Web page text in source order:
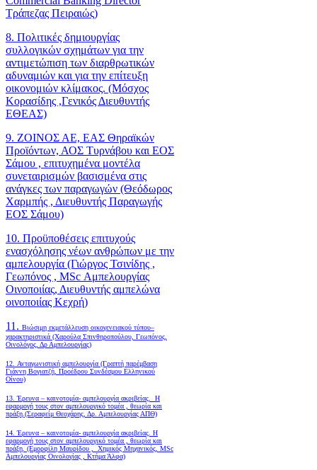
Τράπεζας Πειραιώς)
8. Πολιτικές δημιουργίας
συλλογικών σχημάτων για την
αντιμετώπιση των διαρθρωτικών
αδυναμιών και για την επίτευξη
οικονομιών κλίμακος. (Μόσχος
Κορασίδης ,Γενικός Διευθυντής
ΕΘΕΑΣ)
9. ΖΟΙΝΟΣ ΑΕ, ΕΑΣ Θηραϊκών
Προϊόντων, ΑΟΣ Τυρνάβου και ΕΟΣ
Σάμου , επιτυχημένα μοντέλα
συνεταιρισμών βασισμένα στις
ανάγκες των παραγωγών (Θεόδωρος
Χαρμπής , Διευθυντής Παραγωγής
ΕΟΣ Σάμου)
10. Προϋποθέσεις επιτυχούς
ενασχόλησης νέων ανθρώπων με την
αμπελουργία (Γιώργος Τσινίδης ,
Γεωπόνος , MSc Αμπελουργίας
Οινοποιίας, Διευθυντής αμπελώνα
οινοποιίας Κεχρή)
11. Βιώσιμη εκμετάλλευση οικογενειακού τύπου–
χαρακτηριστικά (Χαρούλα Σπινθηροπούλου, Γεωπόνος,
Οινολόγος, Δρ Αμπελουργίας)
12. Ανταγωνιστική αμπελουργία (Γραπτή παρέμβαση
Γιάννη Βογιατζή, Προέδρου Συνδέσμου Ελληνικού
Οίνου)
13. Έρευνα – καινοτομία- αμπελουργία ακριβείας. Η
εφαρμογή τους στον αμπελουργικό τομέα , θεωρία και
πράξη.(Σεραφείμ Θεοχάρης, Δρ. Αμπελουργίας ΑΠΘ)
14. Έρευνα – καινοτομία- αμπελουργία ακριβείας. Η
εφαρμογή τους στον αμπελουργικό τομέα , θεωρία και
πράξη. (Εμορφίλη Μαυρίδου , Χημικός Μηχανικός, MSc
Αμπελουργίας Οινολογίας , Κτήμα Άλφα)